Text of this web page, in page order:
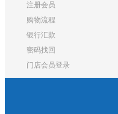
注册会员
购物流程
银行汇款
密码找回
门店会员登录